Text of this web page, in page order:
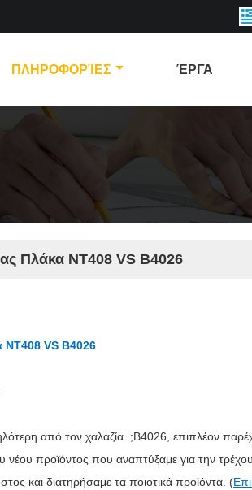
ΠΛΗΡΟΦΟΡΊΕΣ ΈΡΓΑ
Πλάκα NT408 VS B4026
VS B4026
από τον χαλαζία ;B4026 , επιπλέον
νέου προϊόντος που αναπτύξαμε για την
και διατηρήσαμε τα ποιοτικά προϊόντα. (